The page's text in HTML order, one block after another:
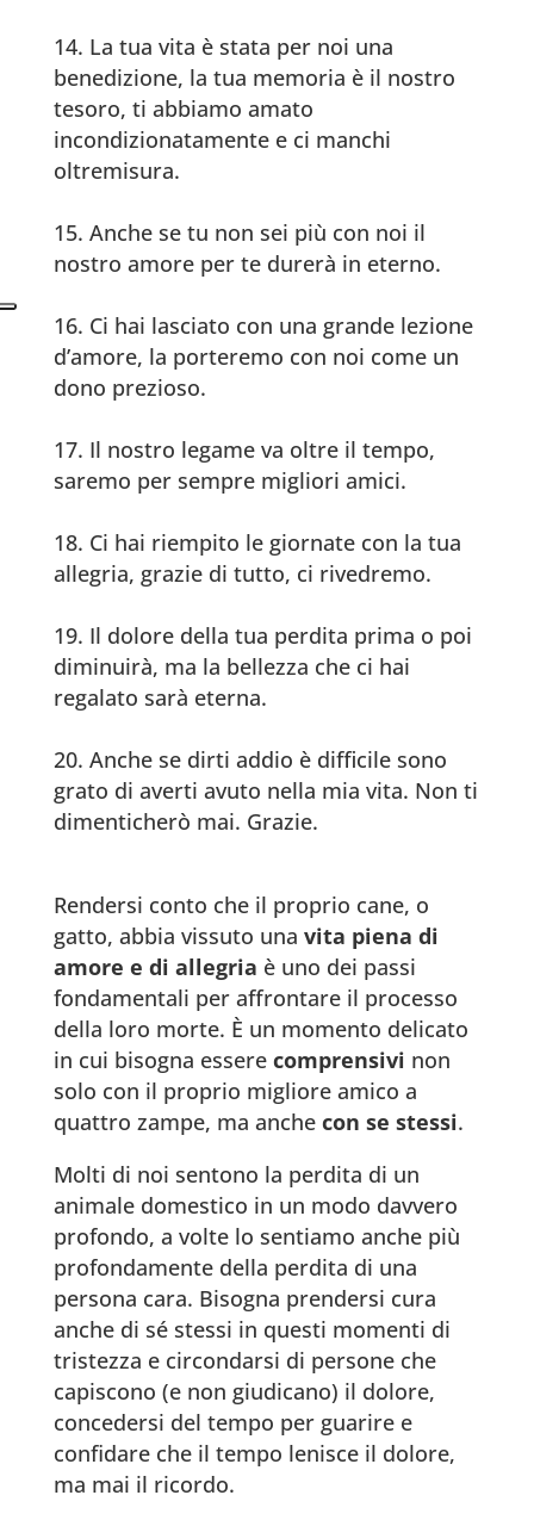
La tua vita è stata per noi una
benedizione, la tua memoria è il nostro
tesoro, ti abbiamo amato
incondizionatamente e ci manchi
oltremisura.
Anche se tu non sei più con noi il
nostro amore per te durerà in eterno.
Ci hai lasciato con una grande lezione
d’amore, la porteremo con noi come un
dono prezioso.
Il nostro legame va oltre il tempo,
saremo per sempre migliori amici.
Ci hai riempito le giornate con la tua
allegria, grazie di tutto, ci rivedremo.
Il dolore della tua perdita prima o poi
diminuirà, ma la bellezza che ci hai
regalato sarà eterna.
Anche se dirti addio è difficile sono
grato di averti avuto nella mia vita. Non ti
dimenticherò mai. Grazie.
Rendersi conto che il proprio cane, o
gatto, abbia vissuto una vita piena di
amore e di allegria è uno dei passi
fondamentali per affrontare il processo
della loro morte. È un momento delicato
in cui bisogna essere comprensivi non
solo con il proprio migliore amico a
quattro zampe, ma anche con se stessi.
Molti di noi sentono la perdita di un
animale domestico in un modo davvero
profondo, a volte lo sentiamo anche più
profondamente della perdita di una
persona cara. Bisogna prendersi cura
anche di sé stessi in questi momenti di
tristezza e circondarsi di persone che
capiscono (e non giudicano) il dolore,
concedersi del tempo per guarire e
confidare che il tempo lenisce il dolore,
ma mai il ricordo.